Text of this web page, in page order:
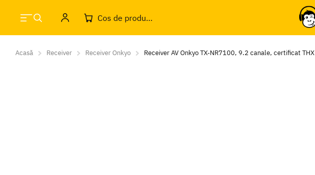
Cos de produse
Acasă Receiver Receiver Onkyo Receiver AV Onkyo TX-NR7100, 9.2 canale, certificat THX